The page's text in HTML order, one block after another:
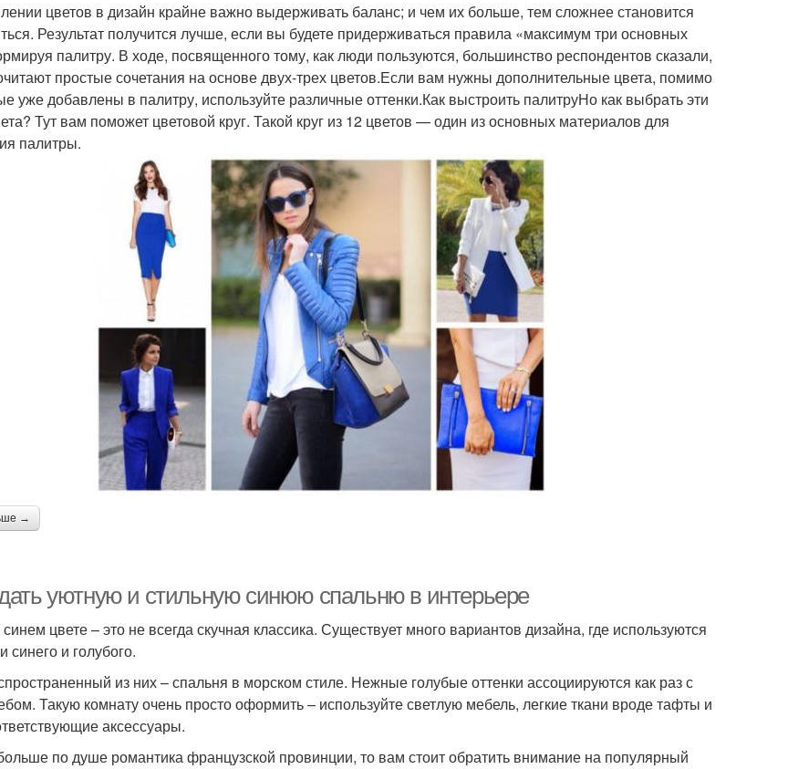
цветов в дизайн крайне важно выдерживать баланс; и чем их больше, тем сложнее становится
Результат получится лучше, если вы будете придерживаться правила «максимум три основных
палитру. В ходе, посвященного тому, как люди пользуются, большинство респондентов сказали,
простые сочетания на основе двух-трех цветов.Если вам нужны дополнительные цвета, помимо
уже добавлены в палитру, используйте различные оттенки.Как выстроить палитруНо как выбрать эти
Тут вам поможет цветовой круг. Такой круг из 12 цветов — один из основных материалов для
палитры.
→
уютную и стильную синюю спальню в интерьере
цвете – это не всегда скучная классика. Существует много вариантов дизайна, где используются
синего и голубого.
из них – спальня в морском стиле. Нежные голубые оттенки ассоциируются как раз с
Такую комнату очень просто оформить – используйте светлую мебель, легкие ткани вроде тафты и
аксессуары.
по душе романтика французской провинции, то вам стоит обратить внимание на популярный